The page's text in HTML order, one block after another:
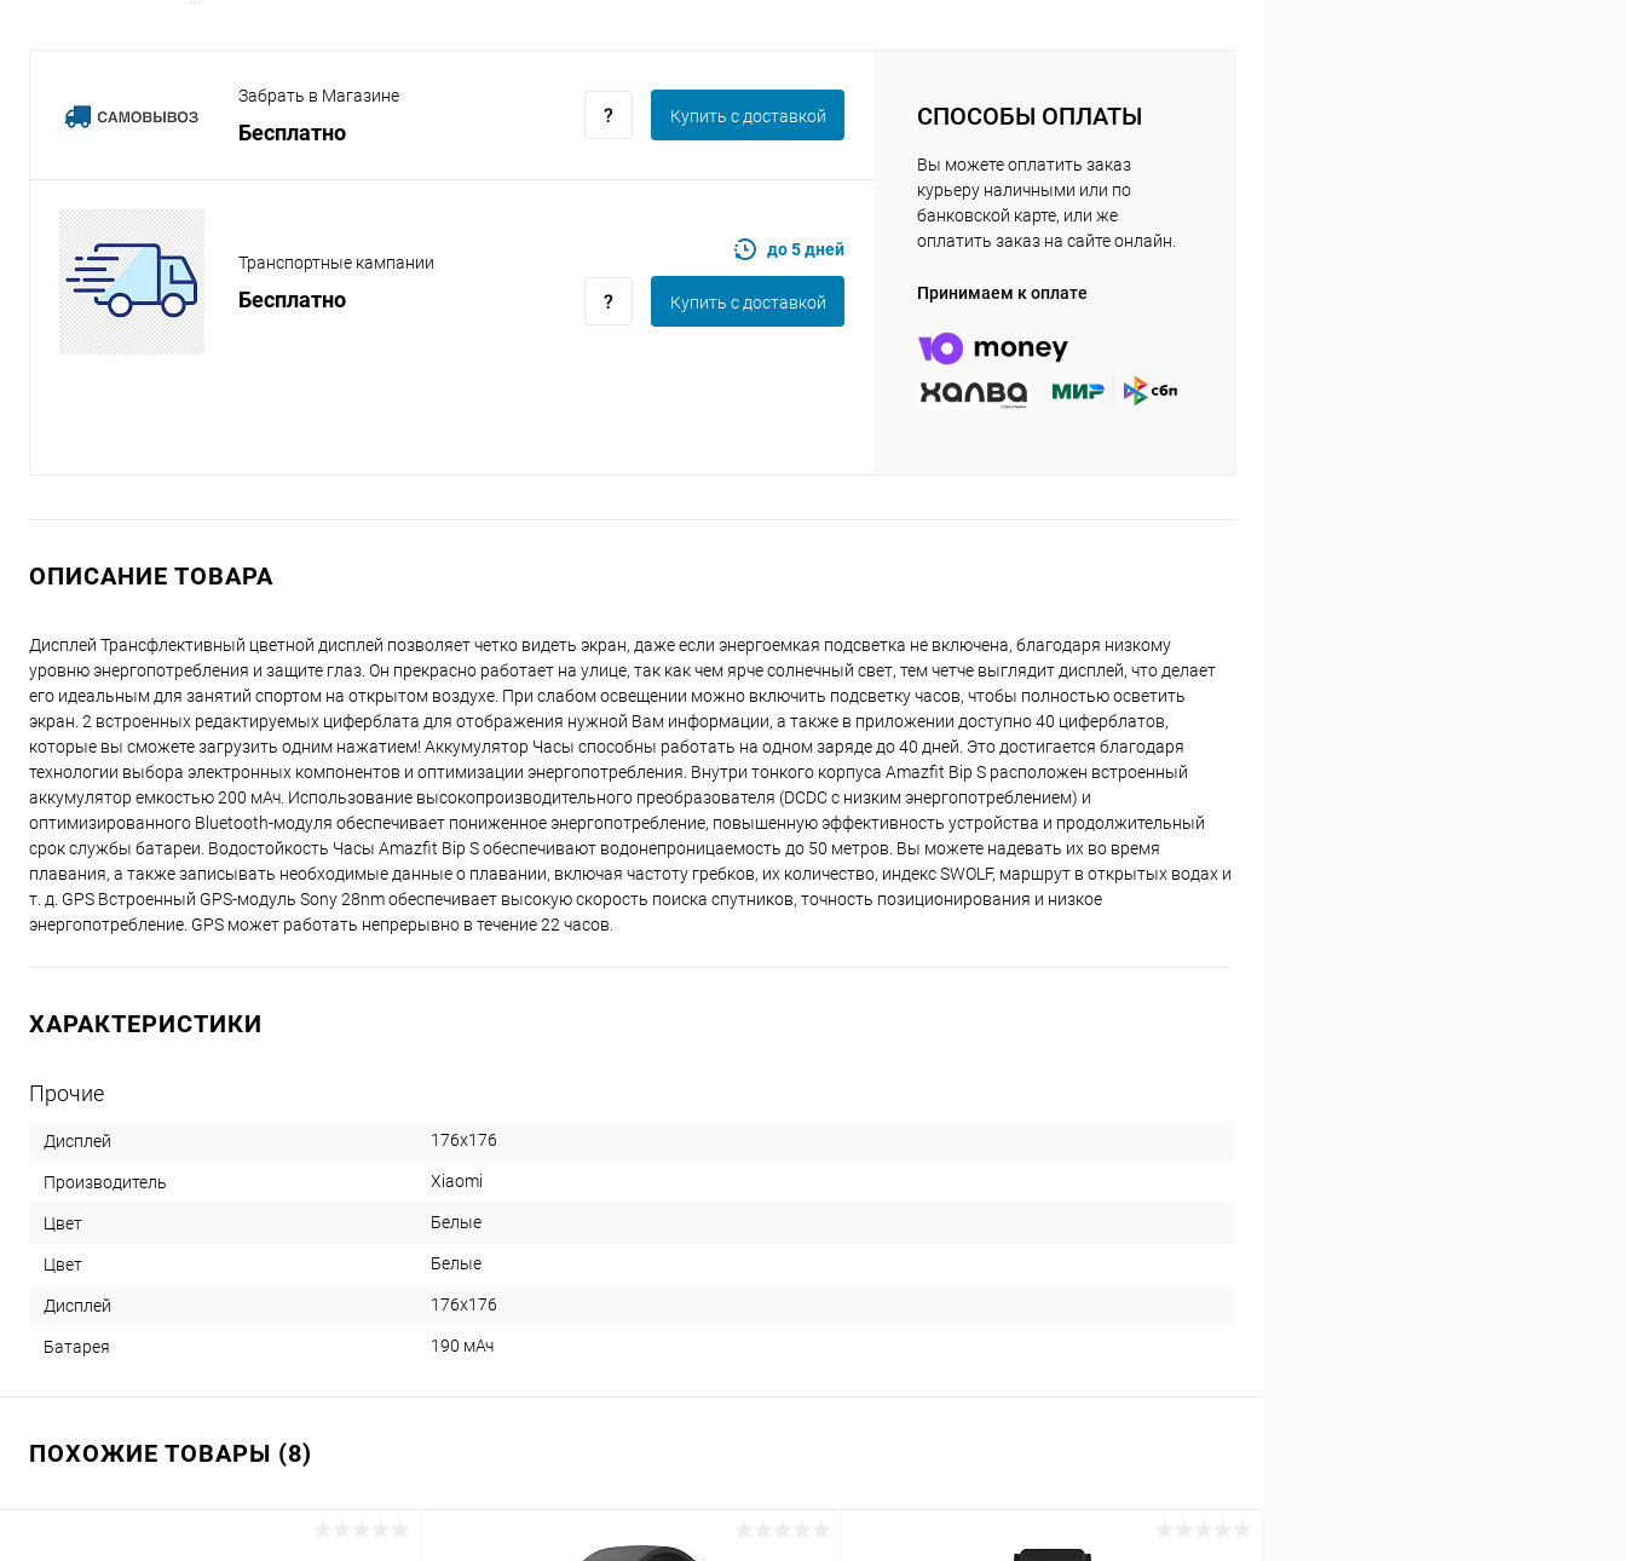
Забрать в Магазине
Бесплатно
Купить c доставкой
Транспортные кампании
Бесплатно
до 5 дней
Купить c доставкой
СПОСОБЫ ОПЛАТЫ
Вы можете оплатить заказ
курьеру наличными или по
банковской карте, или же
оплатить заказ на сайте онлайн.
Принимаем к оплате
ОПИСАНИЕ ТОВАРА
Дисплей Трансфлективный цветной дисплей позволяет четко видеть экран, даже если энергоемкая подсветка не включена, благодаря низкому
уровню энергопотребления и защите глаз. Он прекрасно работает на улице, так как чем ярче солнечный свет, тем четче выглядит дисплей, что делает
его идеальным для занятий спортом на открытом воздухе. При слабом освещении можно включить подсветку часов, чтобы полностью осветить
экран. 2 встроенных редактируемых циферблата для отображения нужной Вам информации, а также в приложении доступно 40 циферблатов,
которые вы сможете загрузить одним нажатием! Аккумулятор Часы способны работать на одном заряде до 40 дней. Это достигается благодаря
технологии выбора электронных компонентов и оптимизации энергопотребления. Внутри тонкого корпуса Amazfit Bip S расположен встроенный
аккумулятор емкостью 200 мАч. Использование высокопроизводительного преобразователя (DCDC с низким энергопотреблением) и
оптимизированного Bluetooth-модуля обеспечивает пониженное энергопотребление, повышенную эффективность устройства и продолжительный
срок службы батареи. Водостойкость Часы Amazfit Bip S обеспечивают водонепроницаемость до 50 метров. Вы можете надевать их во время
плавания, а также записывать необходимые данные о плавании, включая частоту гребков, их количество, индекс SWOLF, маршрут в открытых водах и
т. д. GPS Встроенный GPS-модуль Sony 28nm обеспечивает высокую скорость поиска спутников, точность позиционирования и низкое
энергопотребление. GPS может работать непрерывно в течение 22 часов.
ХАРАКТЕРИСТИКИ
Прочие
Дисплей 176x176
Производитель Xiaomi
Цвет Белые
Цвет Белые
Дисплей 176x176
Батарея 190 мАч
ПОХОЖИЕ ТОВАРЫ (8)
Подробнееоб оплате Плайтом
25
раз в 2
раз в 2 недели
Остались вопросы?
8 800 302-02-51